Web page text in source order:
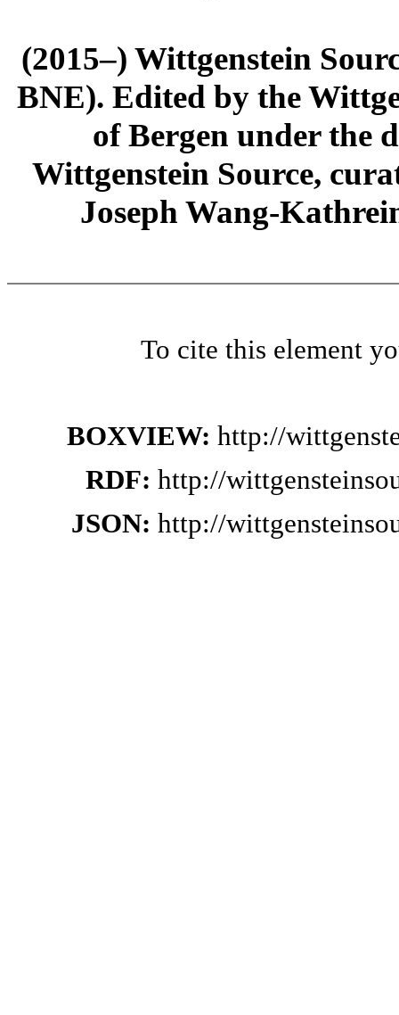
(2015–) Wittgenstein
BNE). Edited by the
of Bergen under the
Wittgenstein Source,
Joseph Wang-
To cite this element
BOXVIEW: http://
RDF: http://
JSON: http://